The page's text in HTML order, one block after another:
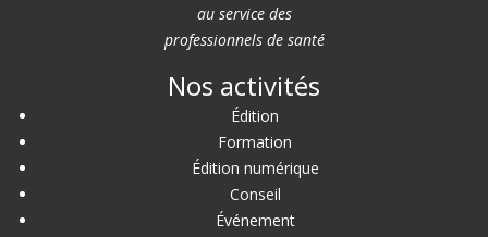
au service des
professionnels de santé
Nos activités
Édition
Formation
Édition numérique
Conseil
Événement